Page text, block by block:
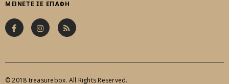
ΜΕΙΝΕΤΕ ΣΕ ΕΠΑΦΗ
© 2018 treasurebox. All Rights Reserved.